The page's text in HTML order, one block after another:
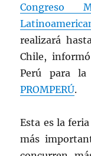
Congreso
realizará
Chile,
Perú para
PROMPERÚ.
Esta es la
más